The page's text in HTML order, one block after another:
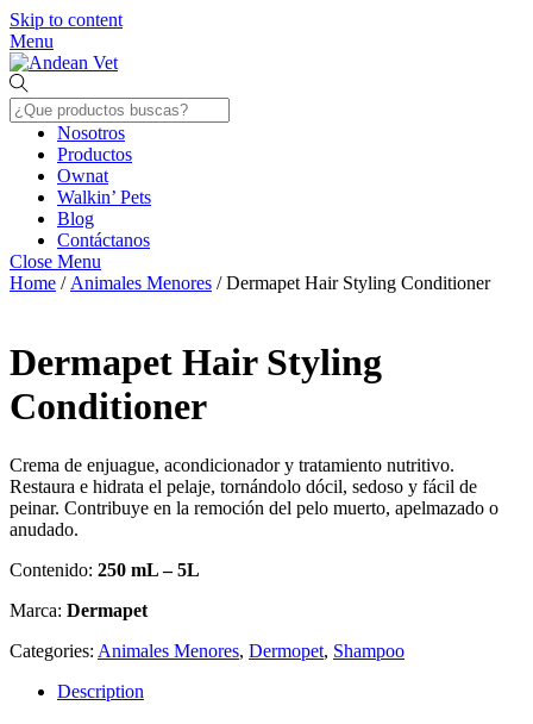
Skip to content
Menu
Nosotros
Productos
Ownat
Walkin’ Pets
Blog
Contáctanos
Close Menu
Home / Animales Menores / Dermapet Hair Styling Conditioner
Dermapet Hair Styling
Conditioner
Crema de enjuague, acondicionador y tratamiento nutritivo.
Restaura e hidrata el pelaje, tornándolo dócil, sedoso y fácil de
peinar. Contribuye en la remoción del pelo muerto, apelmazado o
anudado.
Contenido: 250 mL – 5L
Marca: Dermapet
Categories: Animales Menores, Dermopet, Shampoo
Description